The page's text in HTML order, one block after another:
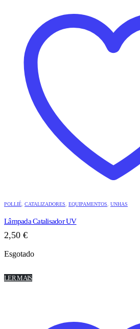
POLLIÉ CATALIZADORES EQUIPAMENTOS UNHAS
Lâmpada Catalisador UV
2,50 €
Esgotado
LER MAIS